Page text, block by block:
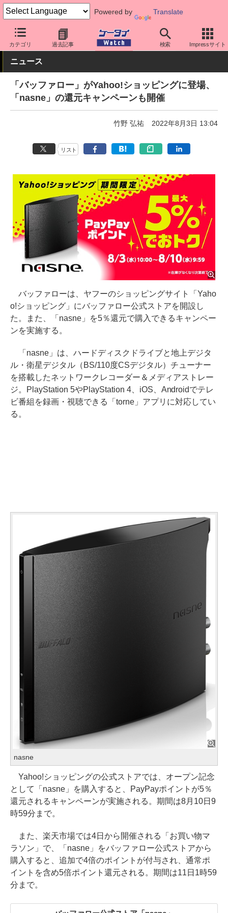
Powered by Translate
カテゴリ 過去記事 検索 Impressサイト
ケータイ Watch 周辺機器/アクセサリー その他
ニュース
「バッファロー」がYahoo!ショッピングに登場、
「nasne」の還元キャンペーンも開催
竹野 弘祐 2022年8月3日 13:04
リスト
バッファローは、ヤフーのショッピングサイト「Yaho
o!ショッピング」にバッファロー公式ストアを開設し
た。また、「nasne」を5％還元で購入できるキャンペー
ンを実施する。
「nasne」は、ハードディスクドライブと地上デジタ
ル・衛星デジタル（BS/110度CSデジタル）チューナー
を搭載したネットワークレコーダー＆メディアストレー
ジ。PlayStation 5やPlayStation 4、iOS、Androidでテレ
ビ番組を録画・視聴できる「torne」アプリに対応してい
る。
nasne
Yahoo!ショッピングの公式ストアでは、オープン記念
として「nasne」を購入すると、PayPayポイントが5％
還元されるキャンペーンが実施される。期間は8月10日9
時59分まで。
また、楽天市場では4日から開催される「お買い物マ
ラソン」で、「nasne」をバッファロー公式ストアから
購入すると、追加で4倍のポイントが付与され、通常ポ
イントを含め5倍ポイント還元される。期間は11日1時59
分まで。